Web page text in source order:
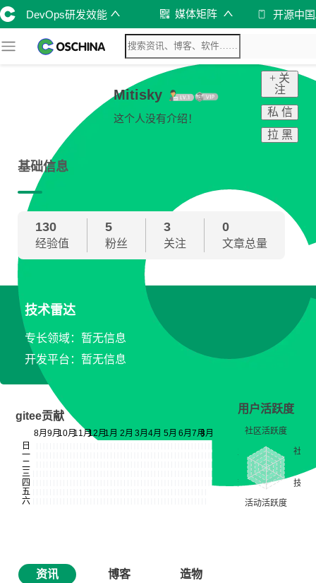
DevOps研发效能 媒体矩阵 开源中
Mitisky
这个人没有介绍！
+ 关
注
私 信
拉 黑
基础信息
130
经验值
5
粉丝
3
关注
0
文章总量
技术雷达
专长领域：暂无信息
开发平台：暂无信息
gitee贡献
用户活跃度
资讯 博客
造物